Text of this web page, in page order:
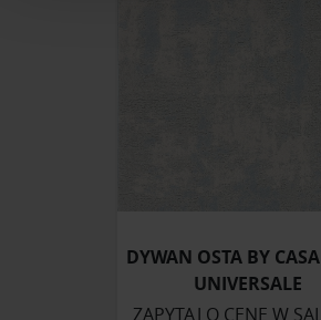
DYWAN OSTA BY
UNIVERSALE
ZAPYTAJ O CENĘ W